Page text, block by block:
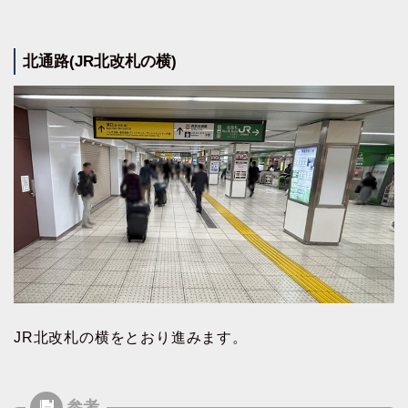
北通路(JR北改札の横)
JR北改札の横をとおり進みます。